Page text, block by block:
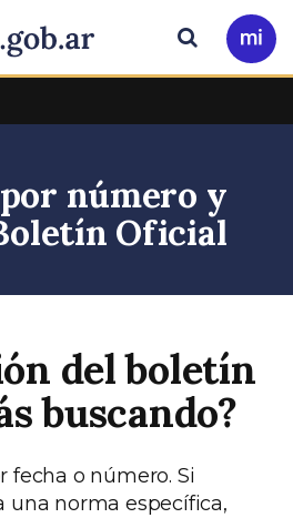
Ir
a
Buscar
número y
Oficial
del boletín
buscando?
fecha o número. Si
una norma específica,